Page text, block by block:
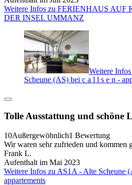
Weitere Infos zu FERIENHAUS AUF
DER INSEL UMMANZ
Weitere
Scheune (AS) bei c a l l s e n -
Tolle Ausstattung und schöne
10Außergewöhnlich1 Bewertung
Wir waren sehr zufrieden und kommen
Frank L.
Aufenthalt im Mai 2023
Weitere Infos zu AS1A - Alte Scheune
appartements